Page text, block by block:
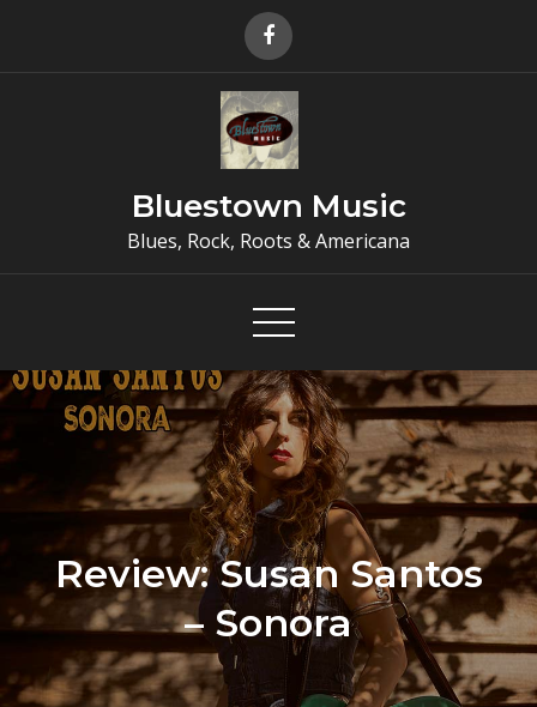
Bluestown Music
Blues, Rock, Roots & Americana
Review: Susan Santos
– Sonora